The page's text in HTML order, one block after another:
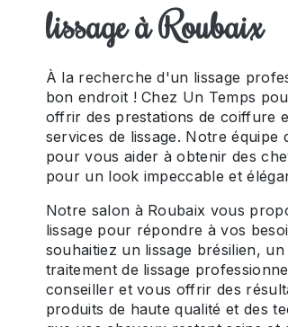
lissage à Roubaix
À la recherche d'un lissage
bon endroit ! Chez Un Temps
offrir des prestations de coiffure
services de lissage. Notre
pour vous aider à obtenir des
pour un look impeccable et
Notre salon à Roubaix vous
lissage pour répondre à vos
souhaitiez un lissage brésilien,
traitement de lissage
conseiller et vous offrir des
produits de haute qualité et des